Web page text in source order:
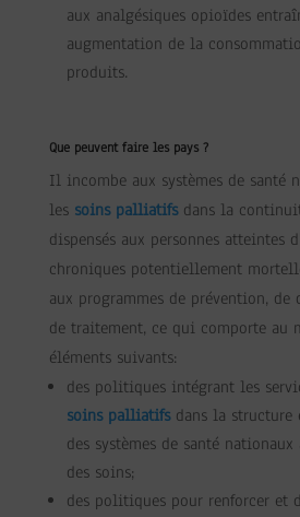
aux analgésiques opioïdes
augmentation de la
produits.
Que peuvent faire les pays ?
Il incombe aux systèmes de santé
les soins palliatifsdans la
dispensés aux personnes atteintes
chroniques potentiellement
aux programmes de prévention, de
de traitement, ce qui comporte au
éléments suivants:
des politiques intégrant les
soins palliatifsdans la structure
des systèmes de santé
des soins;
des politiques pour renforcer et